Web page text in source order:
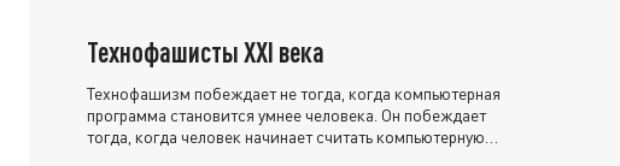
Технофашисты XXI века
Технофашизм побеждает не тогда, когда компьютерная
программа становится умнее человека. Он побеждает
тогда, когда человек начинает считать компьютерную